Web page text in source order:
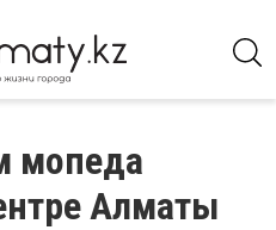
мопеда
Алматы